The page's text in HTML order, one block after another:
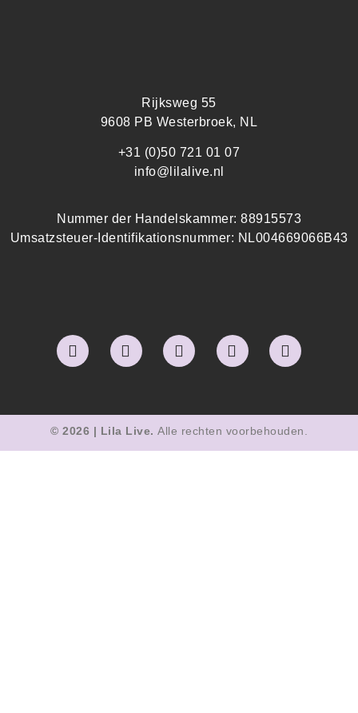
Rijksweg 55
9608 PB Westerbroek, NL
+31 (0)50 721 01 07
info@lilalive.nl
Nummer der Handelskammer: 88915573
Umsatzsteuer-Identifikationsnummer: NL004669066B43
© 2026 | Lila Live. Alle rechten voorbehouden.